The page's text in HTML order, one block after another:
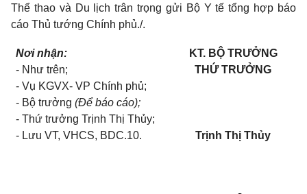
Thể thao và Du lịch trân trọng gửi Bộ Y tế tổng hợp báo
cáo Thủ tướng Chính phủ./.
Nơi nhận:
- Như trên;
-Vụ KGVX- VP Chính phủ;
- Bộ trưởng(Để báo cáo);
-Thứ trưởng Trịnh Thị Thủy;
- Lưu VT,VHCS, BDC.10.
KT. BỘ TRƯỞNG
THỨ TRƯỞNG
Trịnh Thị Thủy